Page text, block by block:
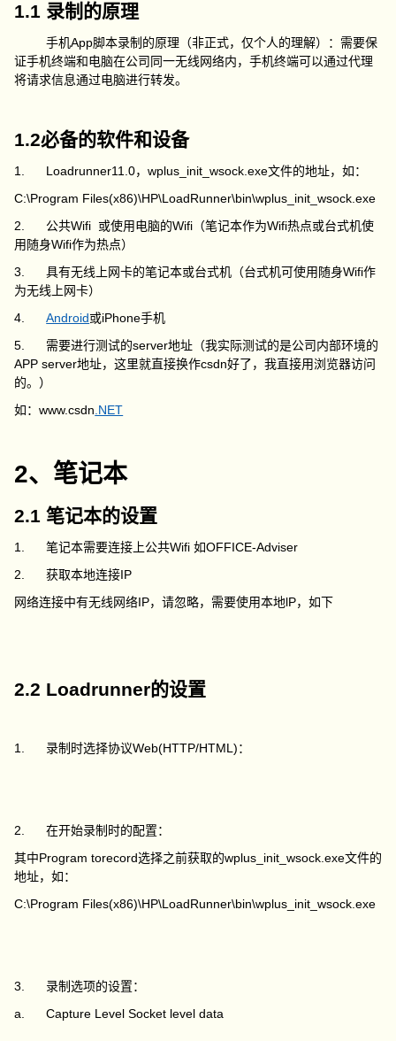
1.1 录制的原理
手机App脚本录制的原理（非正式，仅个人的理解）：需要保
证手机终端和电脑在公司同一无线网络内，手机终端可以通过代理
将请求信息通过电脑进行转发。
1.2必备的软件和设备
1. Loadrunner11.0，wplus_init_wsock.exe文件的地址，如：
C:\Program Files(x86)\HP\LoadRunner\bin\wplus_init_wsock.exe
2. 公共Wifi 或使用电脑的Wifi（笔记本作为Wifi热点或台式机使
用随身Wifi作为热点）
3. 具有无线上网卡的笔记本或台式机（台式机可使用随身Wifi作
为无线上网卡）
4.Android或iPhone手机
5. 需要进行测试的server地址（我实际测试的是公司内部环境的
APP server地址，这里就直接换作csdn好了，我直接用浏览器访问
的。）
如：www.csdn .NET
2、笔记本
2.1 笔记本的设置
1. 笔记本需要连接上公共Wifi 如OFFICE-Adviser
2. 获取本地连接IP
网络连接中有无线网络IP，请忽略，需要使用本地lP，如下
2.2 Loadrunner的设置
1. 录制时选择协议Web(HTTP/HTML)：
2. 在开始录制时的配置：
其中Program torecord选择之前获取的wplus_init_wsock.exe文件的
地址，如：
C:\Program Files(x86)\HP\LoadRunner\bin\wplus_init_wsock.exe
3. 录制选项的设置：
a. Capture Level Socket level data